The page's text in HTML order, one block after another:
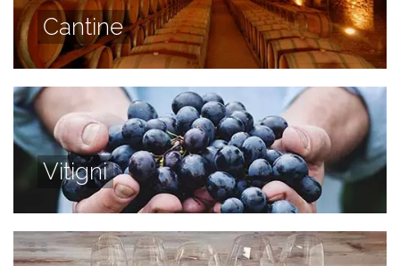
Cantine
Vitigni